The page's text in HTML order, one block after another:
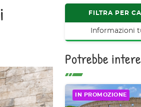
FILTRA PER
Informazioni
Potrebbe
IN PROMOZIONE